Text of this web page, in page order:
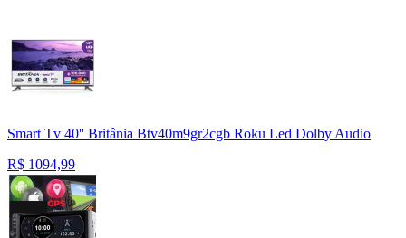
Smart Tv 40'' Britânia Btv40m9gr2cgb Roku Led Dolby Audio
R$ 1094,99